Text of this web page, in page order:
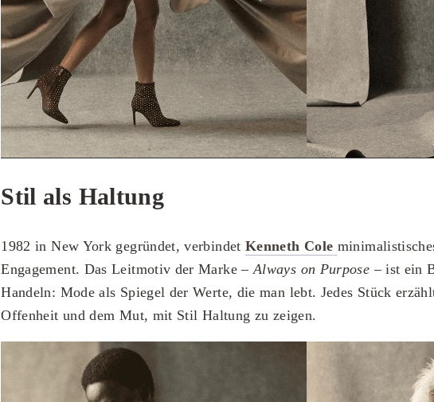
Stil als Haltung
1982 in New York gegründet, verbindetKenneth Cole
Engagement. Das Leitmotiv der Marke –Always on Purpose – ist ein
Handeln: Mode als Spiegel der Werte, die man lebt. Jedes Stück
Offenheit und dem Mut, mit Stil Haltung zu zeigen.